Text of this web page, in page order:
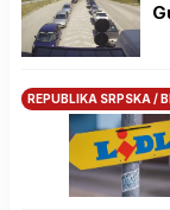
REPUBLIKA SRPSKA /